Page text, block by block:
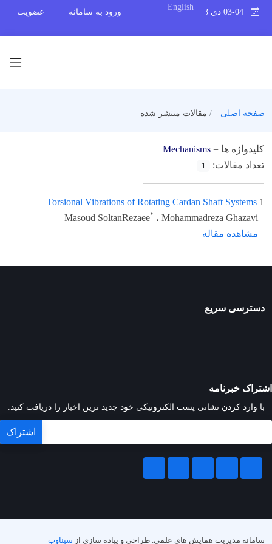
English
ورود به سامانه عضویت
صفحه اصلی مقالات منتشر شده
کلیدواژه ها = Mechanisms
تعداد مقالات:
1
1
Torsional Vibrations of Rotating Cardan Shaft Systems
Masoud SoltanRezaee* ، Mohammadreza Ghazavi
مشاهده مقاله
دسترسی سریع
اشتراک خبرنامه
با وارد کردن نشانی پست الکترونیکی خود جدید ترین اخبار را دریافت کنید.
سامانه مدیریت همایش های علمی. طراحی و پیاده سازی از سیناوب